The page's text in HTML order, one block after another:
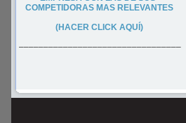
COMPETIDORAS MAS RELEVANTES
(HACER CLICK AQUÍ)
–––––––––––––––––––––––––––––––––